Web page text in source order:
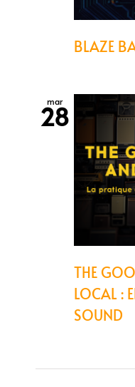
BLAZE
mar
28
THE
LOCAL :
SOUND